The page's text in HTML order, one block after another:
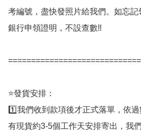
考編號，盡快發照片給我們。如忘
銀行申領證明，不設查數‼️
⭐️發貨安排：
1️⃣我們收到款項後才正式落單，依
有現貨約3-5個工作天安排寄出，我